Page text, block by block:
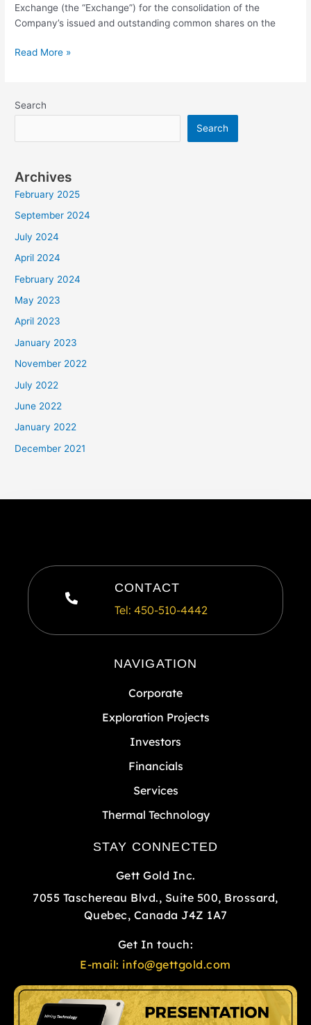
Exchange (the “Exchange”) for the consolidation of the
Company’s issued and outstanding common shares on the
Read More »
Search
Search
Archives
February 2025
September 2024
July 2024
April 2024
February 2024
May 2023
April 2023
January 2023
November 2022
July 2022
June 2022
January 2022
December 2021
CONTACT
Tel: 450-510-4442
NAVIGATION
Corporate
Exploration Projects
Investors
Financials
Services
Thermal Technology
STAY CONNECTED
Gett Gold Inc.
7055 Taschereau Blvd., Suite 500, Brossard,
Quebec, Canada J4Z 1A7
Get In touch:
E-mail: info@gettgold.com